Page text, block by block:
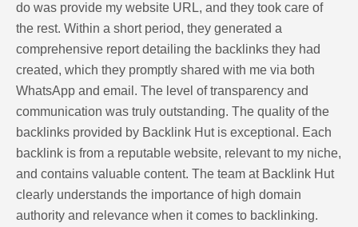
do was provide my website URL, and they took care of
the rest. Within a short period, they generated a
comprehensive report detailing the backlinks they had
created, which they promptly shared with me via both
WhatsApp and email. The level of transparency and
communication was truly outstanding. The quality of the
backlinks provided by Backlink Hut is exceptional. Each
backlink is from a reputable website, relevant to my niche,
and contains valuable content. The team at Backlink Hut
clearly understands the importance of high domain
authority and relevance when it comes to backlinking.